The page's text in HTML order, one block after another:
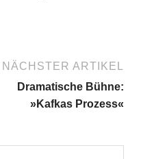
NÄCHSTER ARTIKEL
Dramatische Bühne:
»Kafkas Prozess«